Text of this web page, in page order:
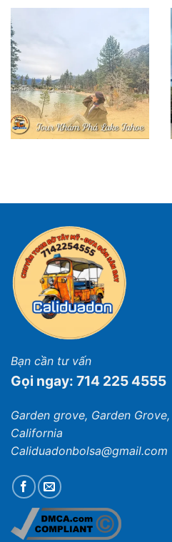
Bạn cần tư vấn
Gọi ngay: 714 225 4555
Garden grove, Garden
California
Caliduadonbolsa@gmail.com